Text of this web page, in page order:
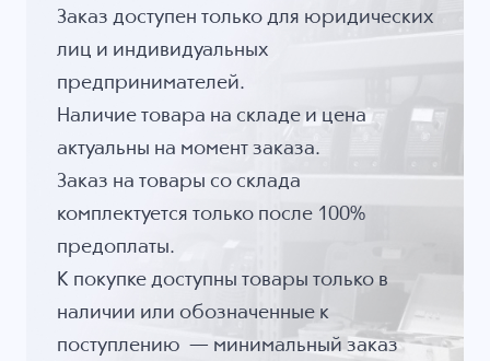
Заказ доступен только для юридических
лиц и индивидуальных
предпринимателей.
Наличие товара на складе и цена
актуальны на момент заказа.
Заказ на товары со склада
комплектуется только после 100%
предоплаты.
К покупке доступны товары только в
наличии или обозначенные к
поступлению — минимальный заказ